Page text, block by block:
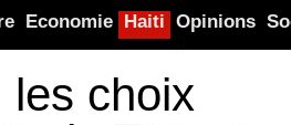
Economie Haiti Opinions
les choix